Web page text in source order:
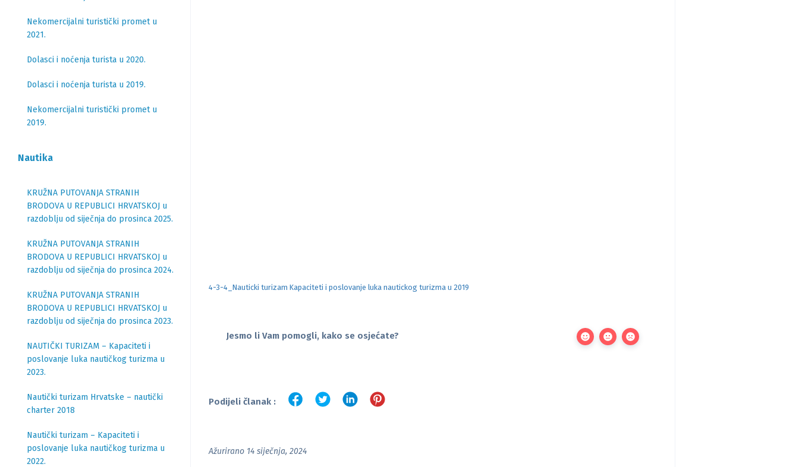
Nekomercijalni turistički promet u
2021.
Dolasci i noćenja turista u 2020.
Dolasci i noćenja turista u 2019.
Nekomercijalni turistički promet u
2019.
Nautika
KRUŽNA PUTOVANJA STRANIH
BRODOVA U REPUBLICI HRVATSKOJ u
razdoblju od siječnja do prosinca 2025.
KRUŽNA PUTOVANJA STRANIH
BRODOVA U REPUBLICI HRVATSKOJ u
razdoblju od siječnja do prosinca 2024.
KRUŽNA PUTOVANJA STRANIH
BRODOVA U REPUBLICI HRVATSKOJ u
razdoblju od siječnja do prosinca 2023.
NAUTIČKI TURIZAM – Kapaciteti i
poslovanje luka nautičkog turizma u
2023.
Nautički turizam Hrvatske – nautički
charter 2018
Nautički turizam – Kapaciteti i
poslovanje luka nautičkog turizma u
2022.
4-3-4_Nauticki turizam Kapaciteti i poslovanje luka nautickog turizma u 2019
Jesmo li Vam pomogli, kako se osjećate?
Podijeli članak :
Ažurirano 14 siječnja, 2024